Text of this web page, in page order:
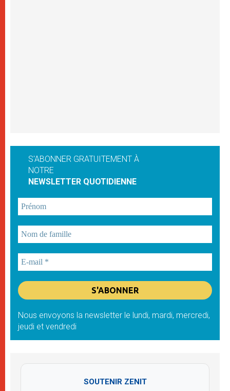
S'ABONNER GRATUITEMENT À
NOTRE
NEWSLETTER QUOTIDIENNE
Nous envoyons la newsletter le lundi, mardi, mercredi,
jeudi et vendredi
SOUTENIR ZENIT